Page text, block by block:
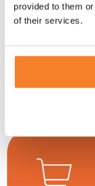
provided to them
of their services.
boissons et
nos écrans